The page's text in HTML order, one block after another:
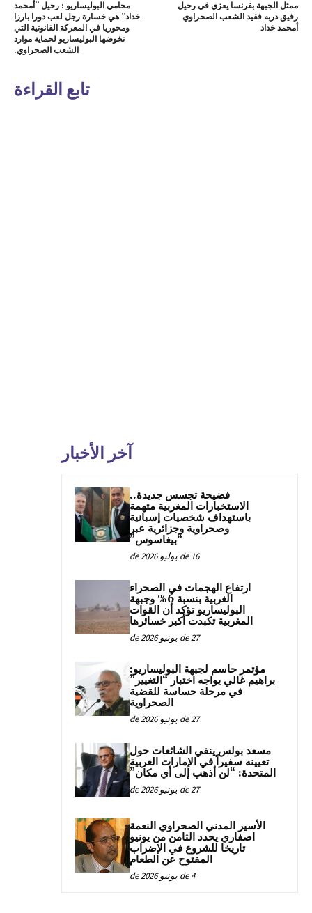
محامي البوليساريو : رحيل ”أمحمد
خداد” هي خسارة رجل لعب دورا بارزا
ومحوريا في المعركة القانونية التي
تخوضها البوليساريو لحماية موارد
الشعب الصحراوي.
ممثل الجبهة بفرنسا يعزي في رحيل
رفيق دربه فقيد الشعب الصحراوي
أمحمد خداد
تابع القراءة
آخر الأخبار
فضيحة تجسس جديدة..
الاستخبارات المغربية متهمة
باستهداف شخصيات إسبانية
وصحراوية وجزائرية عبر
“بيغاسوس”
16 de يوليو de 2026
ارتفاع الهجمات في الصحراء
الغربية بنسبة 6% وجبهة
البوليساريو تؤكد أن القوات
المغربية تكبدت أكبر خسائرها
27 de يونيو de 2026
مؤتمر حاسم لجبهة البوليساريو:
براهيم غالي يواجه اختبار “التغيير”
في مرحلة حساسة للقضية
الصحراوية
27 de يونيو de 2026
مسعد بولس ينفي الشائعات حول
تعيينه سفيراً في الإمارات العربية
المتحدة: “لن أذهب إلى أي مكان”
27 de يونيو de 2026
الأسير المدني الصحراوي النعمة
اصفاري يحدد الثامن من يونيو
تاريخا للشروع في الإضراب
المفتوح عن الطعام
4 de يونيو de 2026